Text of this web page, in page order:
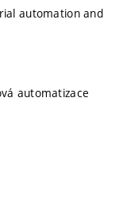
automation and
automatizace